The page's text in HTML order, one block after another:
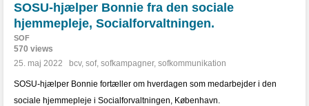
SOSU-hjælper Bonnie fra den sociale
hjemmepleje, Socialforvaltningen.
SOF
570 views
25. maj 2022
bcv, sof, sofkampagner, sofkommunikation
SOSU-hjælper Bonnie fortæller om hverdagen som medarbejder i den
sociale hjemmepleje i Socialforvaltningen, København.